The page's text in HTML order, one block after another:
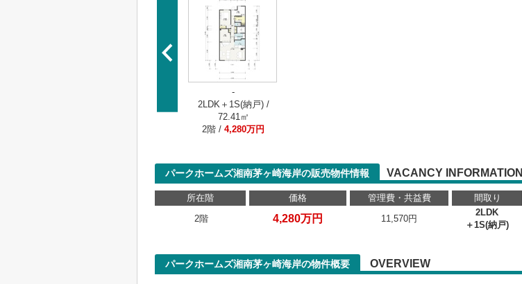
-
2LDK＋1S(納戸) /
72.41㎡
2階 / 4,280万円
パークホームズ湘南茅ヶ崎海岸の販売物件情報 VACANCY INFORMATION
所在階 価格 管理費・共益費 間取り
2階
4,280万円 11,570円
2LDK
＋1S(納戸)
パークホームズ湘南茅ヶ崎海岸の物件概要 OVERVIEW